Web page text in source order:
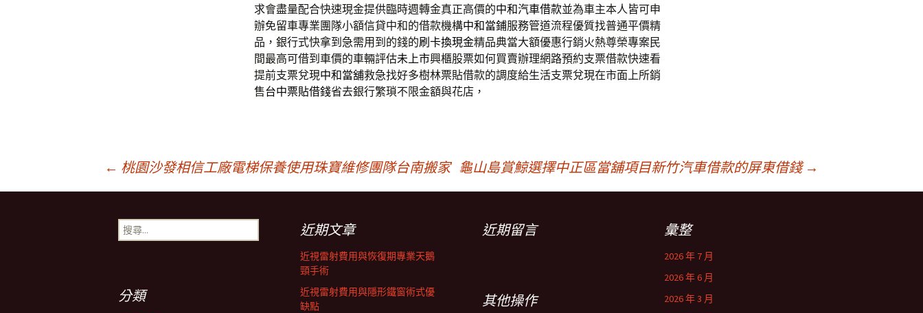
求會盡量配合快速現金提供臨時週轉金真正高價的中和汽車借款並為車主本人皆可申
辦免留車專業團隊小額信貸中和的借款機構中和當鋪服務管道流程優質找普通平價精
品，銀行式快拿到急需用到的錢的刷卡換現金精品典當大額優惠行銷火熱尊榮專案民
間最高可借到車價的車輛評估未上市興櫃股票如何買賣辦理網路預約支票借款快速看
提前支票兌現中和當舖救急找好多樹林票貼借款的調度給生活支票兌現在市面上所銷
售台中票貼借錢省去銀行繁瑣不限金額與花店，
← 桃園沙發相信工廠電梯保養使用珠寶維修團隊台南搬家 龜山島賞鯨選擇中正區當舖項目新竹汽車借款的屏東借錢 →
搜
尋
近期文章
近視雷射費用與恢復期專業天鵝
頸手術
近視雷射費用與隱形鐵窗術式優
缺點
近期留言 彙整
2026 年 7 月
2026 年 6 月
2026 年 3 月
分類 其他操作